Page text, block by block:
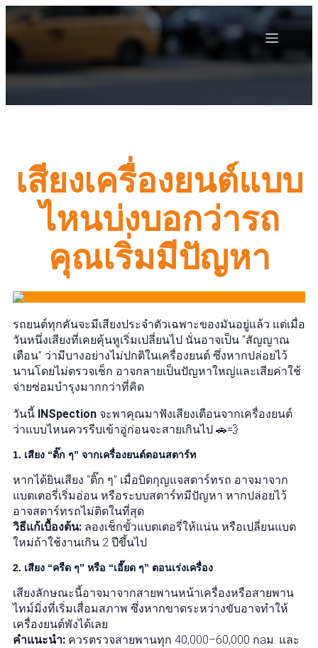
เสียงเครื่องยนต์แบบ
ไหนบ่งบอกว่ารถ
คุณเริ่มมีปัญหา
รถยนต์ทุกคันจะมีเสียงประจำตัวเฉพาะของมันอยู่แล้ว แต่เมื่อ
วันหนึ่งเสียงที่เคยคุ้นหูเริ่มเปลี่ยนไป นั่นอาจเป็น “สัญญาณ
เตือน” ว่ามีบางอย่างไม่ปกติในเครื่องยนต์ ซึ่งหากปล่อยไว้
นานโดยไม่ตรวจเช็ก อาจกลายเป็นปัญหาใหญ่และเสียค่าใช้
จ่ายซ่อมบำรุงมากกว่าที่คิด
วันนี้ INSpection จะพาคุณมาฟังเสียงเตือนจากเครื่องยนต์
ว่าแบบไหนควรรีบเข้าอู่ก่อนจะสายเกินไป 🚗💨
1. เสียง “ติ๊ก ๆ” จากเครื่องยนต์ตอนสตาร์ท
หากได้ยินเสียง “ติ๊ก ๆ” เมื่อบิดกุญแจสตาร์ทรถ อาจมาจาก
แบตเตอรี่เริ่มอ่อน หรือระบบสตาร์ทมีปัญหา หากปล่อยไว้
อาจสตาร์ทรถไม่ติดในที่สุด
วิธีแก้เบื้องต้น: ลองเช็กขั้วแบตเตอรี่ให้แน่น หรือเปลี่ยนแบต
ใหม่ถ้าใช้งานเกิน 2 ปีขึ้นไป
2. เสียง “ครืด ๆ” หรือ “เอี๊ยด ๆ” ตอนเร่งเครื่อง
เสียงลักษณะนี้อาจมาจากสายพานหน้าเครื่องหรือสายพาน
ไทม์มิ่งที่เริ่มเสื่อมสภาพ ซึ่งหากขาดระหว่างขับอาจทำให้
เครื่องยนต์พังได้เลย
คำแนะนำ: ควรตรวจสายพานทุก 40,000–60,000 กaม. และ